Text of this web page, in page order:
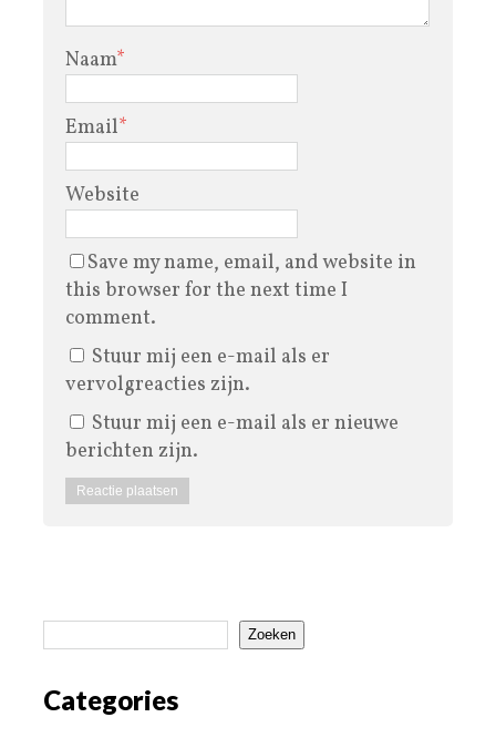
Naam*
Email*
Website
Save my name, email, and website in
this browser for the next time I
comment.
Stuur mij een e-mail als er
vervolgreacties zijn.
Stuur mij een e-mail als er nieuwe
berichten zijn.
Zoeken
Categories